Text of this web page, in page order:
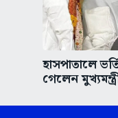
হাসপাতালে
গেলেন